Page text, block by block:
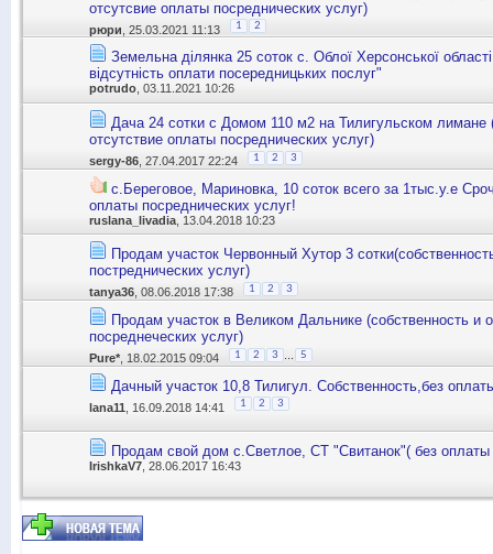
отсутсвие оплаты посреднических услуг)
рюри , 25.03.2021 11:13 1 2
Земельна дiлянка 25 соток с. Облої Херсонської областi
відсутність оплати посередницьких послуг"
potrudo, 03.11.2021 10:26
Дача 24 сотки с Домом 110 м2 на Тилигульском лимане
отсутствие оплаты посреднических услуг)
sergy-86 , 27.04.2017 22:24 1 2 3
с.Береговое, Мариновка, 10 соток всего за 1тыс.у.е
оплаты посреднических услуг!
ruslana_livadia , 13.04.2018 10:23
Продам участок Червонный Хутор 3
постреднических услуг)
tanya36 , 08.06.2018 17:38 1 2 3
Продам участок в Великом Дальнике (собственность и
посреднеческих услуг)
Pure* , 18.02.2015 09:04 1 2 3 5
Дачный участок 10,8 Тилигул. Собственность,без
lana11 , 16.09.2018 14:41 1 2 3
Продам свой дом с.Светлое, СТ "Свитанок"( без оплаты
IrishkaV7 , 28.06.2017 16:43